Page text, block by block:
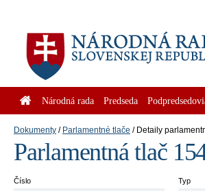
Národná rada Predseda
Dokumenty Parlamentné tlače Detaily
Parlamentná tlač
Číslo
Typ